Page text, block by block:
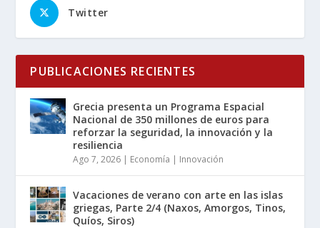
Twitter
PUBLICACIONES RECIENTES
Grecia presenta un Programa Espacial
Nacional de 350 millones de euros para
reforzar la seguridad, la innovación y la
resiliencia
Ago 7, 2026 | Economía | Innovación
Vacaciones de verano con arte en las islas
griegas, Parte 2/4 (Naxos, Amorgos, Tinos,
Quíos, Siros)